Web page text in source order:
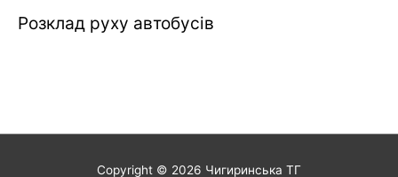
Розклад руху автобусів
Copyright © 2026 Чигиринська ТГ